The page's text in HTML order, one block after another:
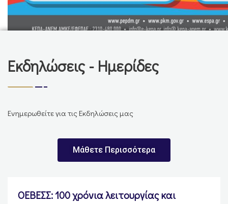
Εκδηλώσεις - Ημερίδες
Ενημερωθείτε για τις Εκδηλώσεις μας
Μάθετε Περισσότερα
ΟΕΒΕΣΣ: 100 χρόνια λειτουργίας και